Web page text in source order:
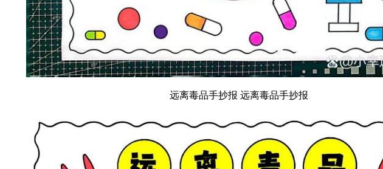
远离毒品手抄报 远离毒品手抄报